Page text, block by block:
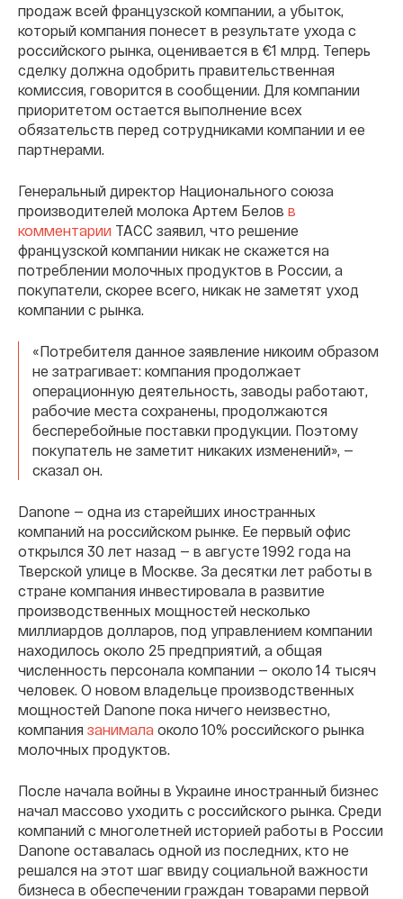
продаж всей французской компании, а убыток,
который компания понесет в результате ухода с
российского рынка, оценивается в €1 млрд. Теперь
сделку должна одобрить правительственная
комиссия, говорится в сообщении. Для компании
приоритетом остается выполнение всех
обязательств перед сотрудниками компании и ее
партнерами.
Генеральный директор Национального союза
производителей молока Артем Белов в
комментарии ТАСС заявил, что решение
французской компании никак не скажется на
потреблении молочных продуктов в России, а
покупатели, скорее всего, никак не заметят уход
компании с рынка.
«Потребителя данное заявление никоим образом
не затрагивает: компания продолжает
операционную деятельность, заводы работают,
рабочие места сохранены, продолжаются
бесперебойные поставки продукции. Поэтому
покупатель не заметит никаких изменений», —
сказал он.
Danone — одна из старейших иностранных
компаний на российском рынке. Ее первый офис
открылся 30 лет назад — в августе 1992 года на
Тверской улице в Москве. За десятки лет работы в
стране компания инвестировала в развитие
производственных мощностей несколько
миллиардов долларов, под управлением компании
находилось около 25 предприятий, а общая
численность персонала компании — около 14 тысяч
человек. О новом владельце производственных
мощностей Danone пока ничего неизвестно,
компания занимала около 10% российского рынка
молочных продуктов.
После начала войны в Украине иностранный бизнес
начал массово уходить с российского рынка. Среди
компаний с многолетней историей работы в России
Danone оставалась одной из последних, кто не
решался на этот шаг ввиду социальной важности
бизнеса в обеспечении граждан товарами первой